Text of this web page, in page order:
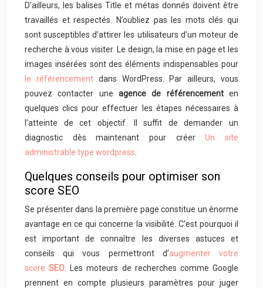
D’ailleurs, les balises Title et métas donnés doivent être
travaillés et respectés. N’oubliez pas les mots clés qui
sont susceptibles d’attirer les utilisateurs d’un moteur de
recherche à vous visiter. Le design, la mise en page et les
images insérées sont des éléments indispensables pour
le référencementdans WordPress. Par ailleurs, vous
pouvez contacter une agence de référencementen
quelques clics pour effectuer les étapes nécessaires à
l’atteinte de cet objectif. Il suffit de demander un
diagnostic dès maintenant pour créerUn site
administrable type wordpress
Quelques conseils pour optimiser son
score SEO
Se présenter dans la première page constitue un énorme
avantage en ce qui concerne la visibilité. C’est pourquoi il
est important de connaître les diverses astuces et
conseils qui vous permettront d’augmenter votre
scoreSEO . Les moteurs de recherches comme Google
prennent en compte plusieurs paramètres pour juger